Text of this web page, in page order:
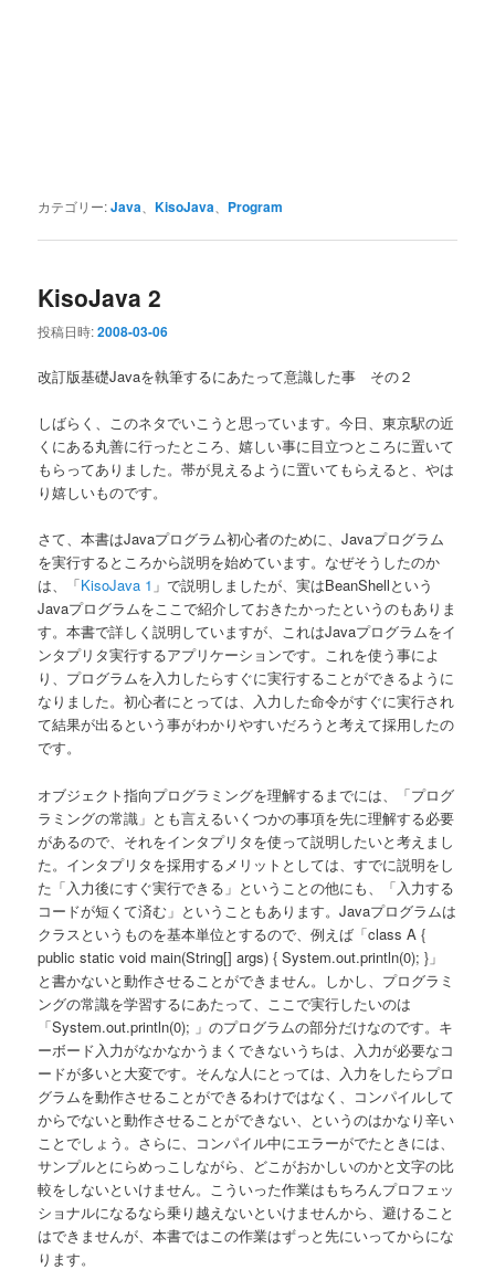
カテゴリー:Java 、KisoJava Program
KisoJava 2
投稿日時:2008-03-06
改訂版基礎Javaを執筆するにあたって意識した事 その２
しばらく、このネタでいこうと思っています。今日、東京駅の近
くにある丸善に行ったところ、嬉しい事に目立つところに置いて
もらってありました。帯が見えるように置いてもらえると、やは
り嬉しいものです。
さて、本書はJavaプログラム初心者のために、Javaプログラム
を実行するところから説明を始めています。なぜそうしたのか
は、「KisoJava 1 」で説明しましたが、実はBeanShellという
Javaプログラムをここで紹介しておきたかったというのもありま
す。本書で詳しく説明していますが、これはJavaプログラムをイ
ンタプリタ実行するアプリケーションです。これを使う事によ
り、プログラムを入力したらすぐに実行することができるように
なりました。初心者にとっては、入力した命令がすぐに実行され
て結果が出るという事がわかりやすいだろうと考えて採用したの
です。
オブジェクト指向プログラミングを理解するまでには、「プログ
ラミングの常識」とも言えるいくつかの事項を先に理解する必要
があるので、それをインタプリタを使って説明したいと考えまし
た。インタプリタを採用するメリットとしては、すでに説明をし
た「入力後にすぐ実行できる」ということの他にも、「入力する
コードが短くて済む」ということもあります。Javaプログラムは
クラスというものを基本単位とするので、例えば「class A {
public static void main(String[] args) { System.out.println(0); }」
と書かないと動作させることができません。しかし、プログラミ
ングの常識を学習するにあたって、ここで実行したいのは
「System.out.println(0); 」のプログラムの部分だけなのです。キ
ーボード入力がなかなかうまくできないうちは、入力が必要なコ
ードが多いと大変です。そんな人にとっては、入力をしたらプロ
グラムを動作させることができるわけではなく、コンパイルして
からでないと動作させることができない、というのはかなり辛い
ことでしょう。さらに、コンパイル中にエラーがでたときには、
サンプルとにらめっこしながら、どこがおかしいのかと文字の比
較をしないといけません。こういった作業はもちろんプロフェッ
ショナルになるなら乗り越えないといけませんから、避けること
はできませんが、本書ではこの作業はずっと先にいってからにな
ります。